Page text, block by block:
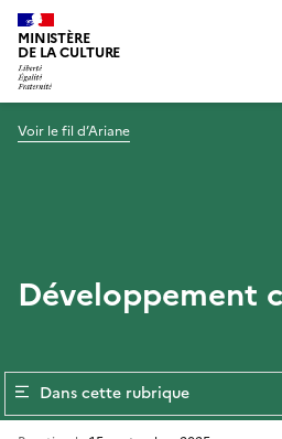
MINISTÈRE
DE LA CULTURE
Voir le fil d’Ariane
Développement
Dans cette rubrique